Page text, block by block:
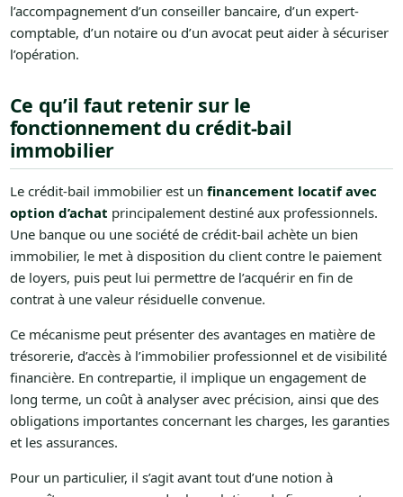
l’accompagnement d’un conseiller bancaire, d’un expert-
comptable, d’un notaire ou d’un avocat peut aider à sécuriser
l’opération.
Ce qu’il faut retenir sur le
fonctionnement du crédit-bail
immobilier
Le crédit-bail immobilier est un financement locatif avec
option d’achat principalement destiné aux professionnels.
Une banque ou une société de crédit-bail achète un bien
immobilier, le met à disposition du client contre le paiement
de loyers, puis peut lui permettre de l’acquérir en fin de
contrat à une valeur résiduelle convenue.
Ce mécanisme peut présenter des avantages en matière de
trésorerie, d’accès à l’immobilier professionnel et de visibilité
financière. En contrepartie, il implique un engagement de
long terme, un coût à analyser avec précision, ainsi que des
obligations importantes concernant les charges, les garanties
et les assurances.
Pour un particulier, il s’agit avant tout d’une notion à